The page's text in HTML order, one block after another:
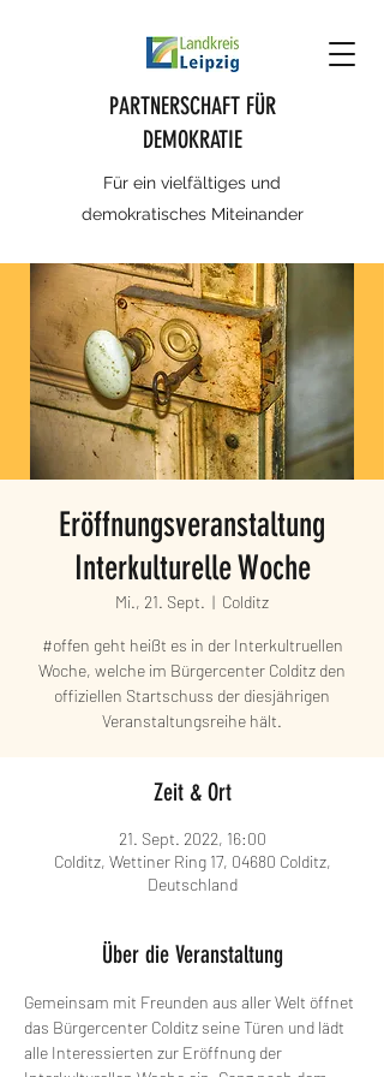
PARTNERSCHAFT FÜR
DEMOKRATIE
Für ein vielfältiges und
demokratisches Miteinander
Eröffnungsveranstaltung
Interkulturelle Woche
Mi., 21. Sept.
  |
Colditz
#offen geht heißt es in der Interkultruellen
Woche, welche im Bürgercenter Colditz den
offiziellen Startschuss der diesjährigen
Veranstaltungsreihe hält.
Zeit & Ort
21. Sept. 2022, 16:00
Colditz, Wettiner Ring 17, 04680 Colditz,
Deutschland
Über die Veranstaltung
Gemeinsam mit Freunden aus aller Welt öffnet
das Bürgercenter Colditz seine Türen und lädt
alle Interessierten zur Eröffnung der